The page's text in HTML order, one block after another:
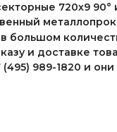
720х9
большом
и доставке
989-1820 и